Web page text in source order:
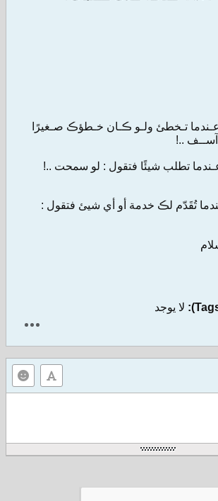
تـخطئ ولـو ڪـان خـطؤڪ صـغيرًا
آســف ..!
تطلب شيئًا فتقول : لو سمحت ..!
تُقَدّم لڪ خدمة أو أي شيئ فتقول :
لا يوجد